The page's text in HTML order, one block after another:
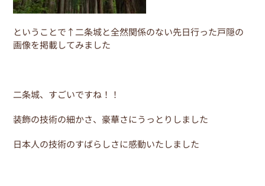
ということで↑二条城と全然関係のない先日行った戸隠の
画像を掲載してみました
二条城、すごいですね！！
装飾の技術の細かさ、豪華さにうっとりしました
日本人の技術のすばらしさに感動いたしました